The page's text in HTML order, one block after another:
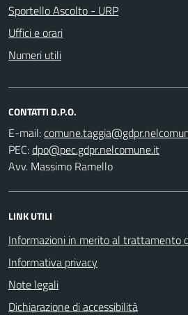
Sportello Ascolto - URP
Uffici e orari
Numeri utili
CONTATTI D.P.O.
E-mail:
PEC:
Avv. Massimo Ramello
LINK UTILI
Informazioni in merito al trattamento
Informativa privacy
Note legali
Dichiarazione di accessibilità